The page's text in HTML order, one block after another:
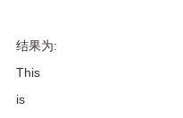
结果为:
This
is